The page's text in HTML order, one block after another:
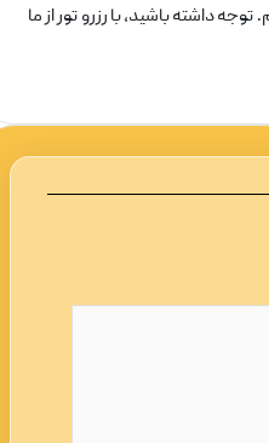
داشته باشید، با رزرو تور از ما